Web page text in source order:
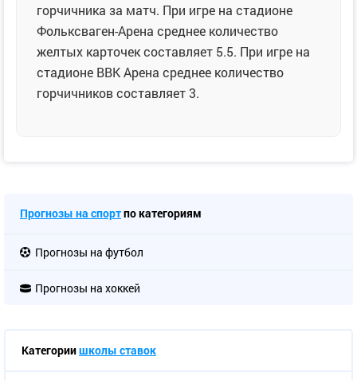
горчичника за матч. При игре на стадионе
Фольксваген-Арена среднее количество
желтых карточек составляет 5.5. При игре на
стадионе ВВК Арена среднее количество
горчичников составляет 3.
Прогнозы на спортпо категориям
Прогнозы на футбол
Прогнозы на хоккей
Категориишколы ставок